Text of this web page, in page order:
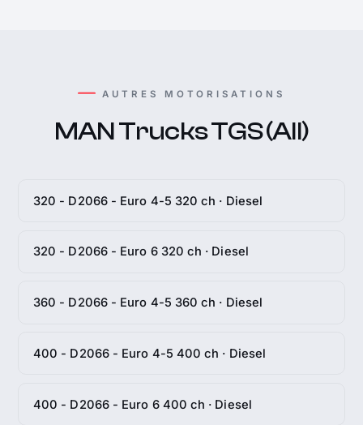
AUTRES MOTORISATIONS
MAN Trucks TGS (All)
320 - D2066 - Euro 4-5 320 ch · Diesel
320 - D2066 - Euro 6 320 ch · Diesel
360 - D2066 - Euro 4-5 360 ch · Diesel
400 - D2066 - Euro 4-5 400 ch · Diesel
400 - D2066 - Euro 6 400 ch · Diesel